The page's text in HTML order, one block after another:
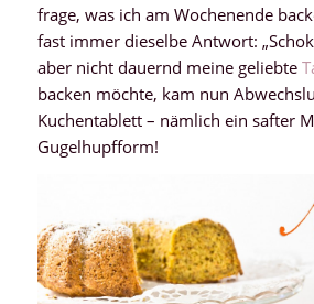
frage, was ich am Wochenende
fast immer dieselbe Antwort:
aber nicht dauernd meine geliebte
backen möchte, kam nun
Kuchentablett – nämlich ein safter
Gugelhupfform!